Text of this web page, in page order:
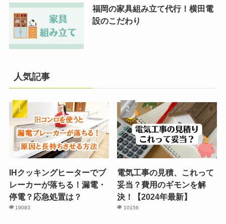
福岡の家具組み立て代行！横田電
設のこだわり
人気記事
IHクッキングヒーターでブ
レーカーが落ちる！漏電・
停電？応急処置は？
19083
電気工事の見積、これって
妥当？費用のギモンを解
決！【2024年最新】
10156